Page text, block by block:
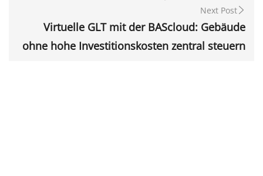
Next Post
Virtuelle GLT mit der BAScloud: Gebäude
ohne hohe Investitionskosten zentral steuern